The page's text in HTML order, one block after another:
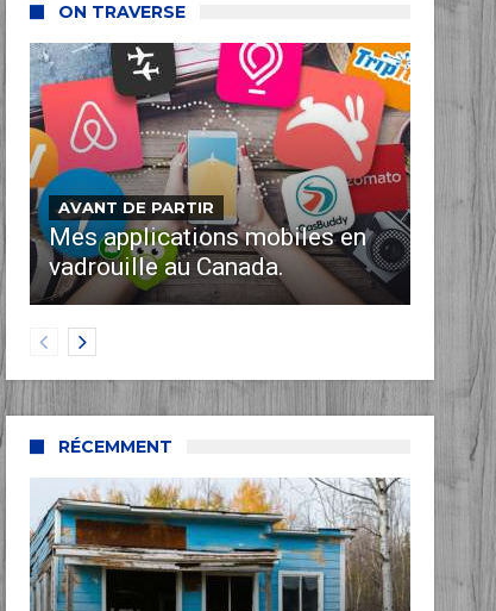
ON TRAVERSE
AVANT DE PARTIR
Mes applications mobiles en
vadrouille au Canada.
RÉCEMMENT